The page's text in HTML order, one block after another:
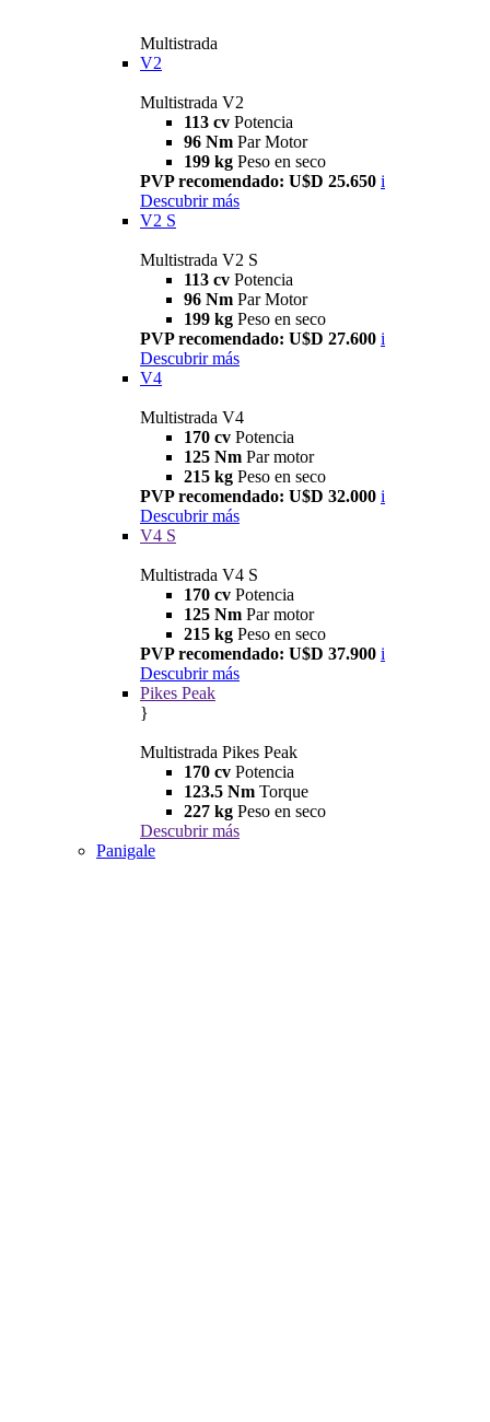
Multistrada
V2
Multistrada V2
113 cv Potencia
96 Nm Par Motor
199 kg Peso en seco
PVP recomendado: U$D 25.650 i
Descubrir más
V2 S
Multistrada V2 S
113 cv Potencia
96 Nm Par Motor
199 kg Peso en seco
PVP recomendado: U$D 27.600 i
Descubrir más
V4
Multistrada V4
170 cv Potencia
125 Nm Par motor
215 kg Peso en seco
PVP recomendado: U$D 32.000 i
Descubrir más
V4 S
Multistrada V4 S
170 cv Potencia
125 Nm Par motor
215 kg Peso en seco
PVP recomendado: U$D 37.900 i
Descubrir más
Pikes Peak
}
Multistrada Pikes Peak
170 cv Potencia
123.5 Nm Torque
227 kg Peso en seco
Descubrir más
Panigale